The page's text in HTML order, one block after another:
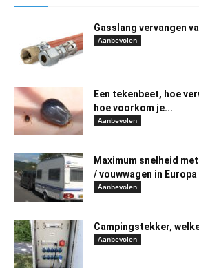
Gasslang vervangen
Aanbevolen
Een tekenbeet, hoe
hoe voorkom je...
Aanbevolen
Maximum snelheid
/ vouwwagen in Europa
Aanbevolen
Campingstekker,
Aanbevolen